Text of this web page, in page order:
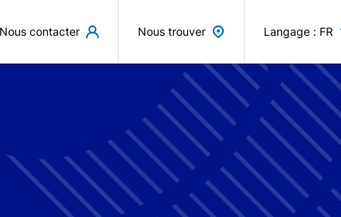
Nous contacter Nous trouver Langage : FR